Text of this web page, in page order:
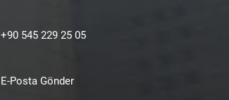
+90 545 229 25 05
E-Posta Gönder